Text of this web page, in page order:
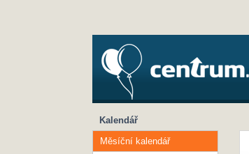
Kalendář
Měsíční kalendář